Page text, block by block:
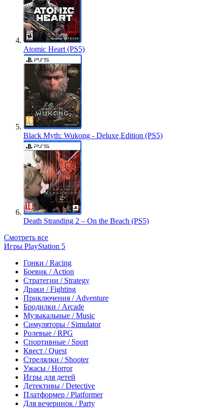
Atomic Heart (PS5)
Black Myth: Wukong - Deluxe Edition (PS5)
Death Stranding 2 – On the Beach (PS5)
Смотреть все
Игры PlayStation 5
Гонки / Racing
Боевик / Action
Стратегии / Strategy
Драки / Fighting
Приключения / Adventure
Бродилки / Arcade
Музыкальные / Music
Симуляторы / Simulator
Ролевые / RPG
Спортивные / Sport
Квест / Quest
Стрелялки / Shooter
Ужасы / Horror
Игры для детей
Детективы / Detective
Платформер / Platformer
Для вечеринок / Party